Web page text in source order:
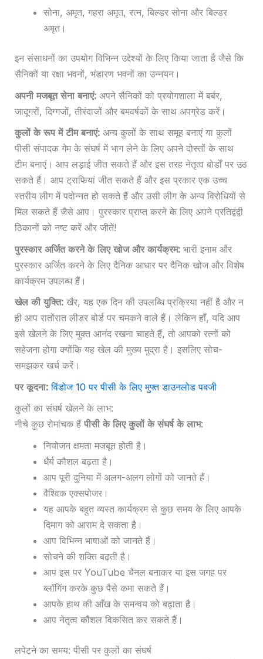
सोना, अमृत, गहरा अमृत, रत्न, बिल्डर सोना और बिल्डर
अमृत।
इन संसाधनों का उपयोग विभिन्न उद्देश्यों के लिए किया जाता है जैसे कि
सैनिकों या रक्षा भवनों, भंडारण भवनों का उन्नयन।
अपनी मजबूत सेना बनाएं: अपने सैनिकों को प्रयोगशाला में बर्बर,
जादूगरों, दिग्गजों, तीरंदाजों और बमवर्षकों के साथ अपग्रेड करें।
कुलों के रूप में टीम बनाएं: अन्य कुलों के साथ समूह बनाएं या कुलों
पीसी संपादक गेम के संघर्ष में भाग लेने के लिए अपने दोस्तों के साथ
टीम बनाएं। आप लड़ाई जीत सकते हैं और इस तरह नेतृत्व बोर्डों पर उठ
सकते हैं। आप ट्राफियां जीत सकते हैं और इस प्रकार एक उच्च
स्तरीय लीग में पदोन्नत हो सकते हैं और उसी लीग के अन्य विरोधियों से
मिल सकते हैं जैसे आप। पुरस्कार प्राप्त करने के लिए अपने प्रतिद्वंद्वी
ठिकानों को नष्ट करें और जीतें!
पुरस्कार अर्जित करने के लिए खोज और कार्यक्रम: भारी इनाम और
पुरस्कार अर्जित करने के लिए दैनिक आधार पर दैनिक खोज और विशेष
कार्यक्रम उपलब्ध हैं।
खेल की युक्ति: खैर, यह एक दिन की उपलब्धि प्रक्रिया नहीं है और न
ही आप रातोंरात लीडर बोर्ड पर चमकने वाले हैं। लेकिन हाँ, यदि आप
इसे खेलने के लिए मुक्त आनंद रखना चाहते हैं, तो आपको रत्नों को
सहेजना होगा क्योंकि यह खेल की मुख्य मुद्रा है। इसलिए सोच-
समझकर खर्च करें।
पर कूदना: विंडोज 10 पर पीसी के लिए मुफ्त डाउनलोड पबजी
कुलों का संघर्ष खेलने के लाभ:
नीचे कुछ रोमांचक हैं पीसी के लिए कुलों के संघर्ष के लाभ:
नियोजन क्षमता मजबूत होती है।
धैर्य कौशल बढ़ता है।
आप पूरी दुनिया में अलग-अलग लोगों को जानते हैं।
वैश्विक एक्सपोजर।
यह आपके बहुत व्यस्त कार्यक्रम से कुछ समय के लिए आपके
दिमाग को आराम दे सकता है।
आप विभिन्न भाषाओं को जानते हैं।
सोचने की शक्ति बढ़ती है।
आप इस पर YouTube चैनल बनाकर या इस जगह पर
ब्लॉगिंग करके कुछ पैसे कमा सकते हैं।
आपके हाथ की आँख के समन्वय को बढ़ाता है।
आप नेतृत्व कौशल विकसित कर सकते हैं।
लपेटने का समय: पीसी पर कुलों का संघर्ष